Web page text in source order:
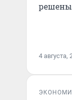
решены
4 августа,